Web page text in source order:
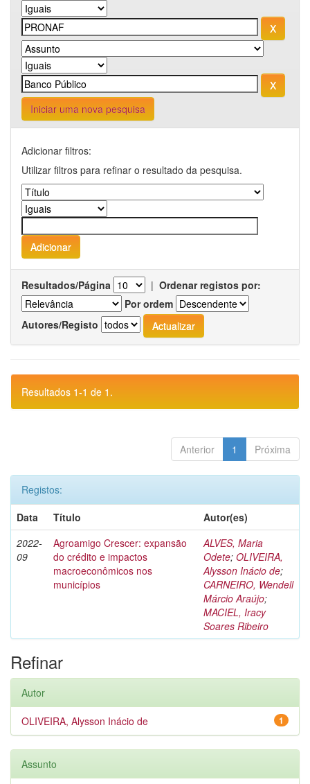
Iniciar uma nova pesquisa
Adicionar filtros:
Utilizar filtros para refinar o resultado da pesquisa.
Resultados/Página | Ordenar registos por:
Por ordem
Autores/Registo
Resultados 1-1 de 1.
Anterior 1 Próxima
Registos:
Data
Título
Autor(es)
2022-
09
Agroamigo Crescer: expansão
do crédito e impactos
macroeconômicos nos
municípios
ALVES, Maria
Odete; OLIVEIRA,
Alysson Inácio de;
CARNEIRO, Wendell
Márcio Araújo;
MACIEL, Iracy
Soares Ribeiro
Refinar
Autor
1
OLIVEIRA, Alysson Inácio de
Assunto